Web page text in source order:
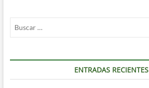
ENTRADAS RECIENTES